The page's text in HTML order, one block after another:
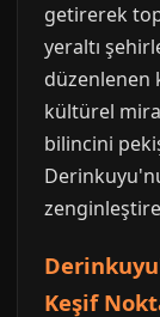
getirerek
yeraltı
düzenlenen
kültürel
bilincini
Keşif